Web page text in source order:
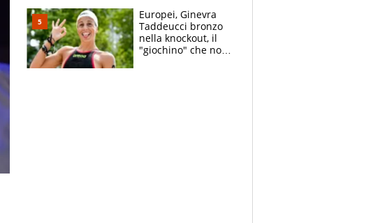
Allegri
Europei, Ginevra
Taddeucci bronzo
nella knockout, il
"giochino" che non